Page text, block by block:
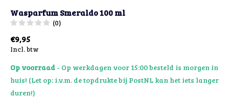
Wasparfum Smeraldo 100 ml
(0)
€9,95
Incl. btw
Op voorraad - Op werkdagen voor 15:00 besteld is morgen in
huis! (Let op: i.v.m. de topdrukte bij PostNL kan het iets langer
duren!)